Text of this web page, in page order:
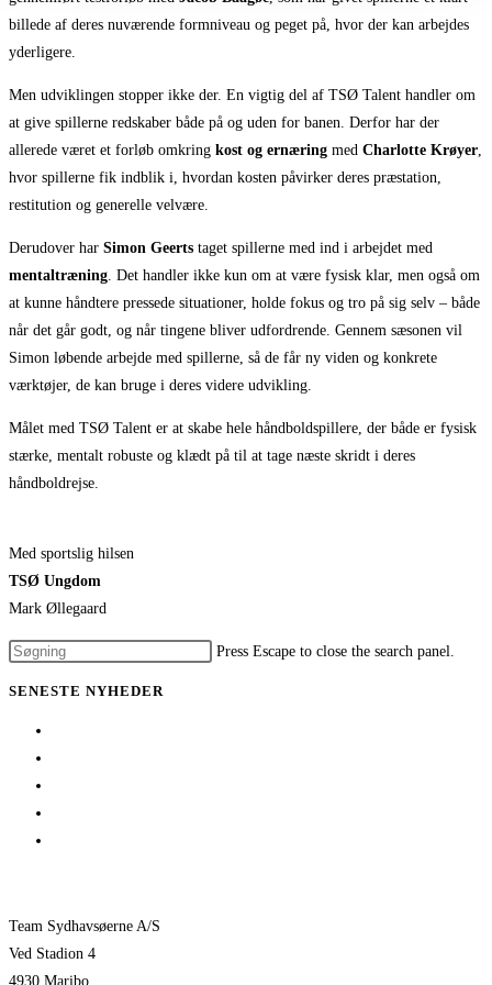
billede af deres nuværende formniveau og peget på, hvor der kan arbejdes
yderligere.
Men udviklingen stopper ikke der. En vigtig del af TSØ Talent handler om
at give spillerne redskaber både på og uden for banen. Derfor har der
allerede været et forløb omkring kost og ernæring med Charlotte Krøyer
hvor spillerne fik indblik i, hvordan kosten påvirker deres præstation,
restitution og generelle velvære.
Derudover har Simon Geerts taget spillerne med ind i arbejdet med
mentaltræning . Det handler ikke kun om at være fysisk klar, men også om
at kunne håndtere pressede situationer, holde fokus og tro på sig selv – både
når det går godt, og når tingene bliver udfordrende. Gennem sæsonen vil
Simon løbende arbejde med spillerne, så de får ny viden og konkrete
værktøjer, de kan bruge i deres videre udvikling.
Målet med TSØ Talent er at skabe hele håndboldspillere, der både er fysisk
stærke, mentalt robuste og klædt på til at tage næste skridt i deres
håndboldrejse.
Med sportslig hilsen
TSØ Ungdom
Mark Øllegaard
Press Escape to close the search panel.
SENESTE NYHEDER
Team Sydhavsøerne A/S
Ved Stadion 4
4930 Maribo